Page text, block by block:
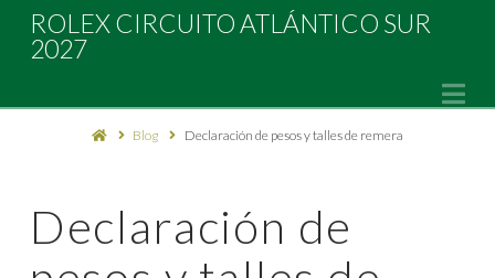
Rolex
Circuito
Atlántico
Sur
ROLEX CIRCUITO ATLÁNTICO SUR
2027
Blog Declaración de pesos y talles de remera
Declaración de